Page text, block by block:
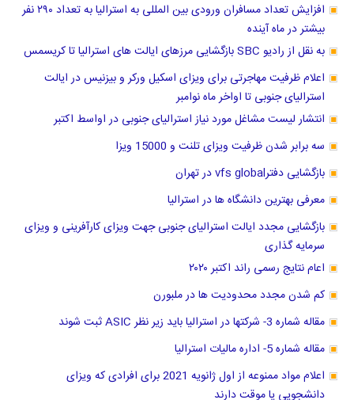
افزایش تعداد مسافران ورودی بین المللی به استرالیا به تعداد ۲۹۰ نفر
بیشتر در ماه آینده
به نقل از رادیو SBC بازگشایی مرزهای ایالت های استرالیا تا کریسمس
اعلام ظرفیت مهاجرتی برای ویزای اسکیل ورکر و بیزنیس در ایالت
استرالیای جنوبی تا اواخر ماه نوامبر
انتشار لیست مشاغل مورد نیاز استرالیای جنوبی در اواسط اکتبر
سه برابر شدن ظرفیت ویزای تلنت و 15000 ویزا
بازگشایی دفترvfs global در تهران
معرفی بهترین دانشگاه ها در استرالیا
بازگشایی مجدد ایالت استرالیای جنوبی جهت ویزای کارآفرینی و ویزای
سرمایه گذاری
اعام نتایج رسمی راند اکتبر ۲۰۲۰
کم شدن مجدد محدودیت ها در ملبورن
مقاله شماره 3- شرکتها در استرالیا باید زیر نظر ASIC ثبت شوند
مقاله شماره 5- اداره مالیات استرالیا
اعلام مواد ممنوعه از اول ژانویه 2021 برای افرادی که ویزای
دانشجویی یا موقت دارند